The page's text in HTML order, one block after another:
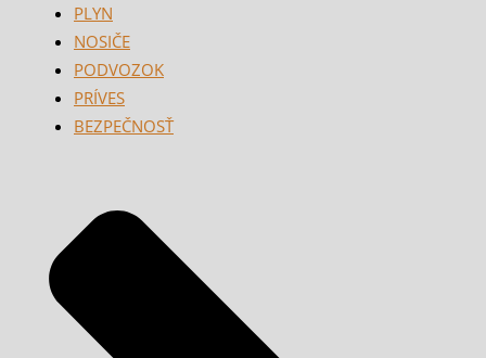
PLYN
NOSIČE
PODVOZOK
PRÍVES
BEZPEČNOSŤ